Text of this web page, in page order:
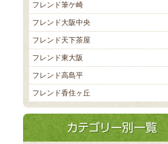
フレンド筆ケ崎
フレンド大阪中央
フレンド天下茶屋
フレンド東大阪
フレンド高島平
フレンド香住ヶ丘